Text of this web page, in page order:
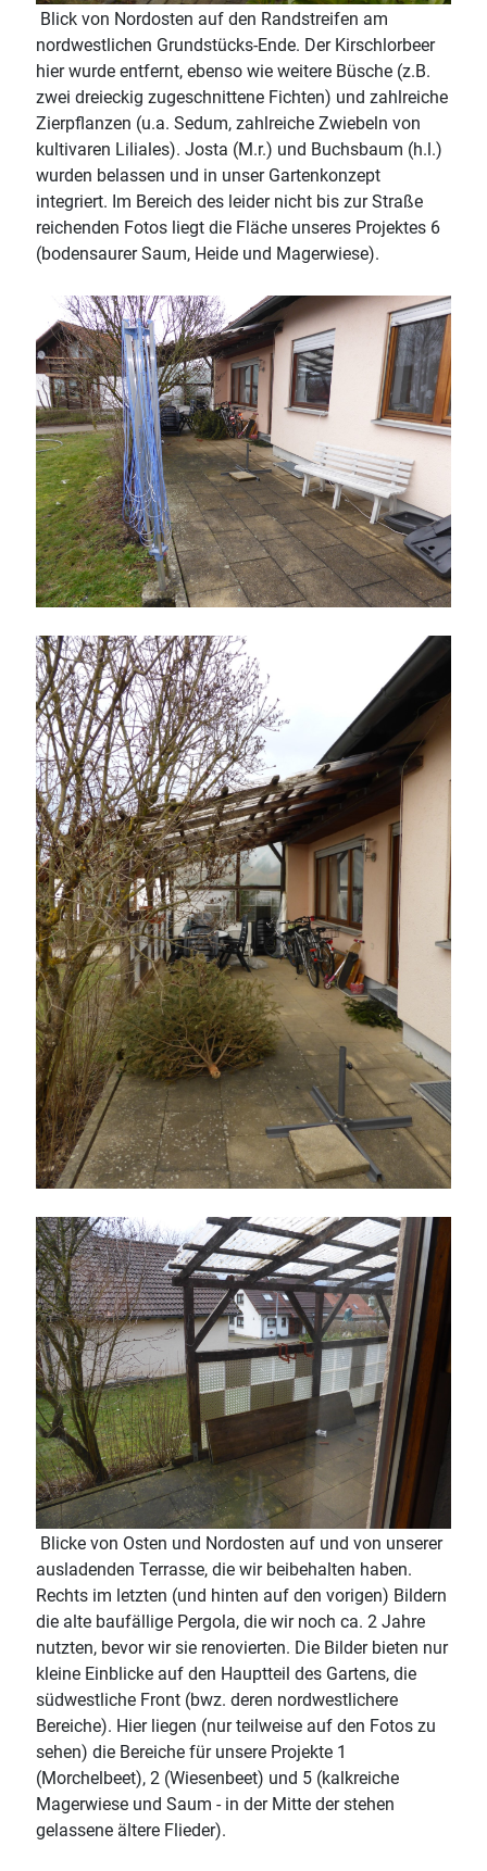
Blick von Nordosten auf den Randstreifen am
nordwestlichen Grundstücks-Ende. Der Kirschlorbeer
hier wurde entfernt, ebenso wie weitere Büsche (z.B.
zwei dreieckig zugeschnittene Fichten) und zahlreiche
Zierpflanzen (u.a. Sedum, zahlreiche Zwiebeln von
kultivaren Liliales). Josta (M.r.) und Buchsbaum (h.l.)
wurden belassen und in unser Gartenkonzept
integriert. Im Bereich des leider nicht bis zur Straße
reichenden Fotos liegt die Fläche unseres Projektes 6
(bodensaurer Saum, Heide und Magerwiese).
Blicke von Osten und Nordosten auf und von unserer
ausladenden Terrasse, die wir beibehalten haben.
Rechts im letzten (und hinten auf den vorigen) Bildern
die alte baufällige Pergola, die wir noch ca. 2 Jahre
nutzten, bevor wir sie renovierten. Die Bilder bieten nur
kleine Einblicke auf den Hauptteil des Gartens, die
südwestliche Front (bwz. deren nordwestlichere
Bereiche). Hier liegen (nur teilweise auf den Fotos zu
sehen) die Bereiche für unsere Projekte 1
(Morchelbeet), 2 (Wiesenbeet) und 5 (kalkreiche
Magerwiese und Saum - in der Mitte der stehen
gelassene ältere Flieder).